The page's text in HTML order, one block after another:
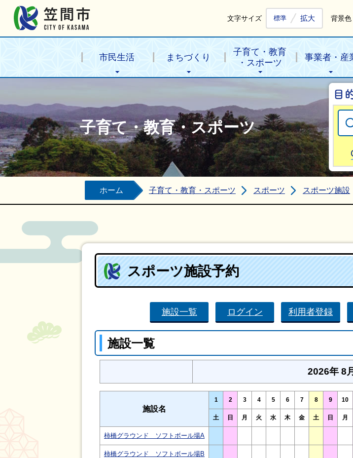
文字サイズ 標準 拡大 背景色
市民生活 まちづくり
子育て・教育
・スポーツ
事業者・産
子育て・教育・スポーツ
ホーム 子育て・教育・スポーツ スポーツ スポーツ施設
スポーツ施設予約
施設一覧 ログイン 利用者登録
施設一覧
2026年 8月
施設名
1 2 3 4 5 6 7 8 9 10
土 日 月 火 水 木 金 土 日 月
柿橋グラウンド ソフトボール場A
柿橋グラウンド ソフトボール場B